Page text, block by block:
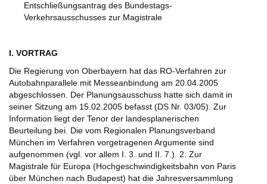
Entschließungsantrag des Bundestags-
Verkehrsausschusses zur Magistrale
I. VORTRAG
Die Regierung von Oberbayern hat das RO-Verfahren zur
Autobahnparallele mit Messeanbindung am 20.04.2005
abgeschlossen. Der Planungsausschuss hatte sich damit in
seiner Sitzung am 15.02.2005 befasst (DS Nr. 03/05). Zur
Information liegt der Tenor der landesplanerischen
Beurteilung bei. Die vom Regionalen Planungsverband
München im Verfahren vorgetragenen Argumente sind
aufgenommen (vgl. vor allem I. 3. und II. 7.). 2. Zur
Magistrale für Europa (Hochgeschwindigkeitsbahn von Paris
über München nach Budapest) hat die Jahresversammlung